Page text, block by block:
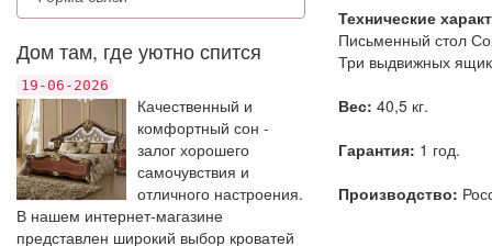
Дом там, где уютно спится
19-06-2026
Качественный и
комфортный сон -
залог хорошего
самочувствия и
отличного настроения.
В нашем интернет-магазине
представлен широкий выбор кроватей
Технические
Письменный стол
Три выдвижных
Вес: 40,5 кг.
Гарантия: 1 год.
Производство: